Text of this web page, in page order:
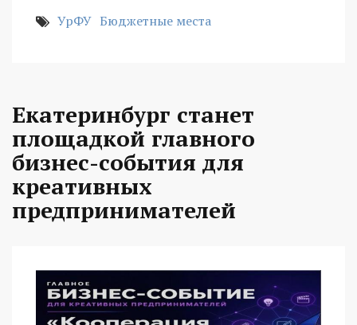
УрФУ Бюджетные места
Екатеринбург станет
площадкой главного
бизнес-события для
креативных
предпринимателей